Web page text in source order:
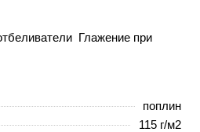
Глажение при
поплин
115 г/м2